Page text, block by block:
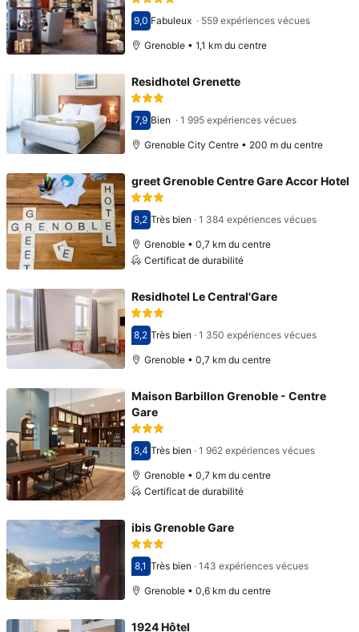
Avec une note de 9,0
9,0 Fabuleux · 559 expériences vécues
Grenoble • 1,1 km du centre
Residhotel Grenette
Avec une note de 7,9
7,9 Bien · 1 995 expériences vécues
Grenoble City Centre • 200 m du centre
greet Grenoble Centre Gare Accor Hotel
Avec une note de 8,2
8,2 Très bien · 1 384 expériences vécues
Grenoble • 0,7 km du centre
Certificat de durabilité
Residhotel Le Central'Gare
Avec une note de 8,2
8,2 Très bien · 1 350 expériences vécues
Grenoble • 0,7 km du centre
Maison Barbillon Grenoble - Centre
Gare
Avec une note de 8,4
8,4 Très bien · 1 962 expériences vécues
Grenoble • 0,7 km du centre
Certificat de durabilité
ibis Grenoble Gare
Avec une note de 8,1
8,1 Très bien · 143 expériences vécues
Grenoble • 0,6 km du centre
1924 Hôtel